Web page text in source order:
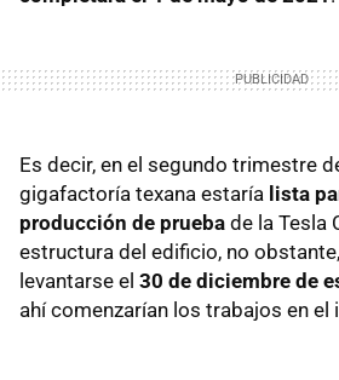
Es decir, en el segundo trimestre
gigafactoría texana estaría lista
producción de prueba de la Tesla
estructura del edificio, no
levantarse el 30 de diciembre de
ahí comenzarían los trabajos en el